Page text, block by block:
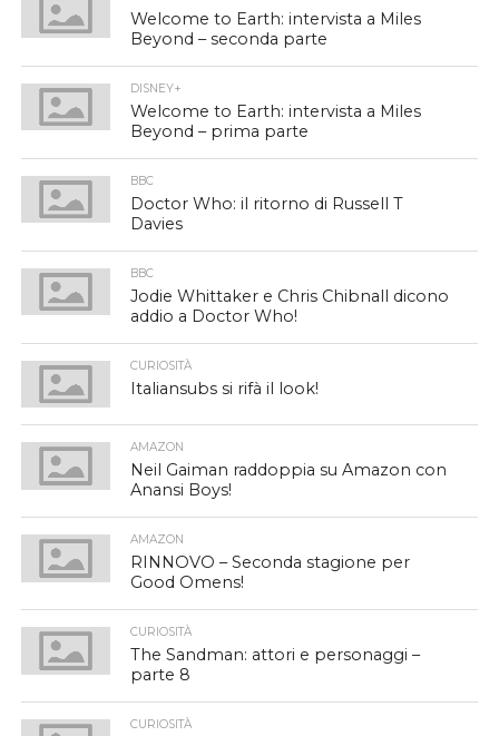
Welcome to Earth: intervista a Miles
Beyond – seconda parte
DISNEY+
Welcome to Earth: intervista a Miles
Beyond – prima parte
BBC
Doctor Who: il ritorno di Russell T
Davies
BBC
Jodie Whittaker e Chris Chibnall dicono
addio a Doctor Who!
CURIOSITÀ
Italiansubs si rifà il look!
AMAZON
Neil Gaiman raddoppia su Amazon con
Anansi Boys!
AMAZON
RINNOVO – Seconda stagione per
Good Omens!
CURIOSITÀ
The Sandman: attori e personaggi –
parte 8
CURIOSITÀ